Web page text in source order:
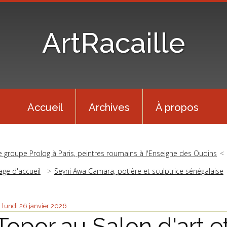
ArtRacaille
Accueil Archives À propos
groupe Prolog à Paris, peintres roumains à l'Enseigne des Oudins
d'accueil
Seyni Awa Camara, potière et sculptrice sénégalaise
lundi 26 janvier 2026